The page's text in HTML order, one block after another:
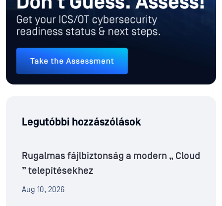
Legutóbbi hozzászólások
Rugalmas fájlbiztonság a modern „ Cloud
” telepítésekhez
Aug 10, 2026